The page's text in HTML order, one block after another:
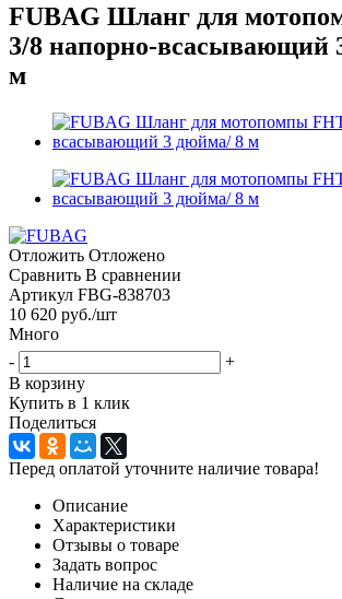
FUBAG Шланг для
3/8 напорно-всасывающий
м
Отложить Отложено
Сравнить В сравнении
Артикул FBG-838703
10 620 руб./шт
Много
-
+
В корзину
Купить в 1 клик
Поделиться
Перед оплатой уточните наличие товара!
Описание
Характеристики
Отзывы о товаре
Задать вопрос
Наличие на складе